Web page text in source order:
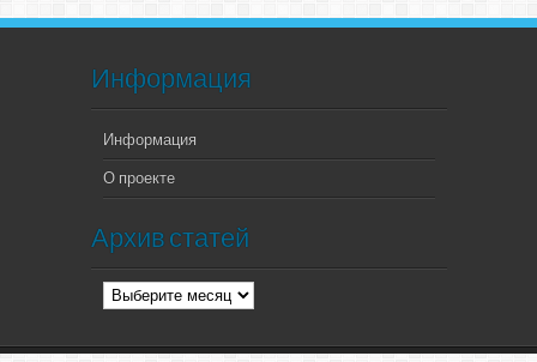
Информация
Информация
О проекте
Архив статей
Архив
статей